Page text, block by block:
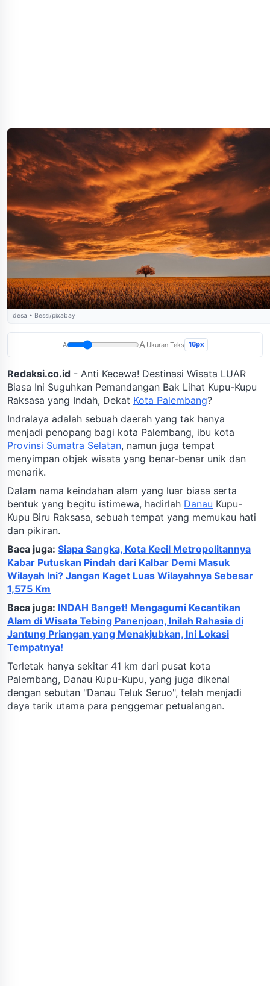
desa • Bessi/pixabay
A A Ukuran Teks 16px
Redaksi.co.id - Anti Kecewa! Destinasi Wisata LUAR
Biasa Ini Suguhkan Pemandangan Bak Lihat Kupu-Kupu
Raksasa yang Indah, Dekat Kota Palembang?
Indralaya adalah sebuah daerah yang tak hanya
menjadi penopang bagi kota Palembang, ibu kota
Provinsi Sumatra Selatan, namun juga tempat
menyimpan objek wisata yang benar-benar unik dan
menarik.
Dalam nama keindahan alam yang luar biasa serta
bentuk yang begitu istimewa, hadirlah Danau Kupu-
Kupu Biru Raksasa, sebuah tempat yang memukau hati
dan pikiran.
Baca juga: Siapa Sangka, Kota Kecil Metropolitannya
Kabar Putuskan Pindah dari Kalbar Demi Masuk
Wilayah Ini? Jangan Kaget Luas Wilayahnya Sebesar
1,575 Km
Baca juga: INDAH Banget! Mengagumi Kecantikan
Alam di Wisata Tebing Panenjoan, Inilah Rahasia di
Jantung Priangan yang Menakjubkan, Ini Lokasi
Tempatnya!
Terletak hanya sekitar 41 km dari pusat kota
Palembang, Danau Kupu-Kupu, yang juga dikenal
dengan sebutan "Danau Teluk Seruo", telah menjadi
daya tarik utama para penggemar petualangan.